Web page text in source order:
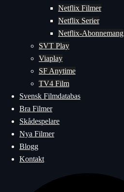
Netflix Filmer
Netflix Serier
Netflix-Abonnemang
SVT Play
Viaplay
SF Anytime
TV4 Film
Svensk Filmdatabas
Bra Filmer
Skådespelare
Nya Filmer
Blogg
Kontakt